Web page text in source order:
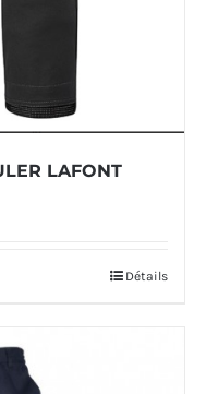
LAFONT
Détails